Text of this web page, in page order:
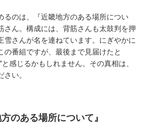
るのは、『近畿地方のある場所につい
さん。構成には、背筋さんも太鼓判を押
雪さんが名を連ねています。にぎやかに
の番組ですが、最後まで見届けたと
と感じるかもしれません。その真相は、
い。
のある場所について』